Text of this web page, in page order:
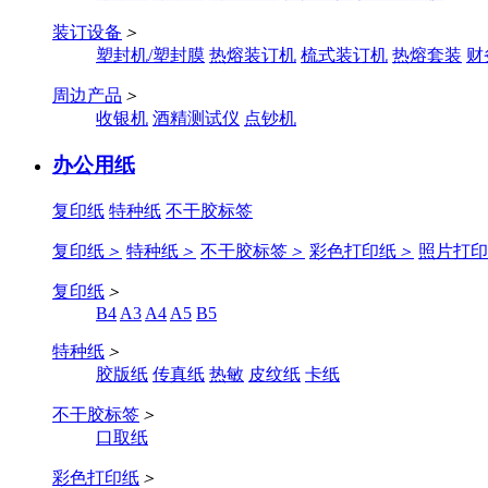
装订设备 ＞
塑封机/塑封膜 热熔装订机 梳式装订机 热熔套装 财
周边产品 ＞
收银机 酒精测试仪 点钞机
办公用纸
复印纸 特种纸 不干胶标签
复印纸 ＞ 特种纸 ＞ 不干胶标签 ＞ 彩色打印纸 ＞ 照片打
复印纸 ＞
B4 A3 A4 A5 B5
特种纸 ＞
胶版纸 传真纸 热敏 皮纹纸 卡纸
不干胶标签 ＞
口取纸
彩色打印纸 ＞